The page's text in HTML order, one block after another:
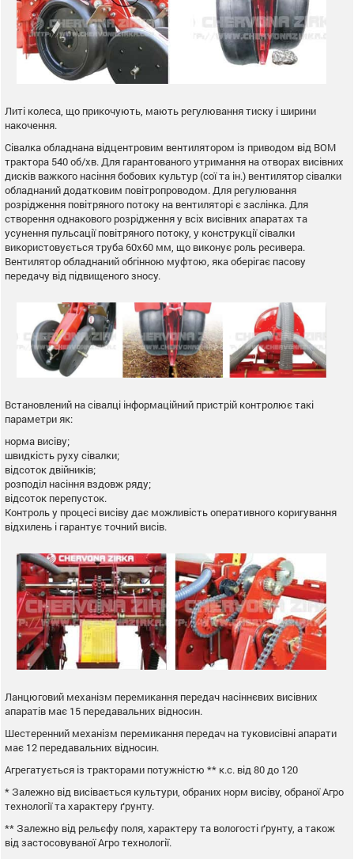
Литі колеса, що прикочують, мають регулювання тиску і ширини
накочення.
Сівалка обладнана відцентровим вентилятором із приводом від ВОМ
трактора 540 об/хв. Для гарантованого утримання на отворах висівних
дисків важкого насіння бобових культур (сої та ін.) вентилятор сівалки
обладнаний додатковим повітропроводом. Для регулювання
розрідження повітряного потоку на вентиляторі є заслінка. Для
створення однакового розрідження у всіх висівних апаратах та
усунення пульсації повітряного потоку, у конструкції сівалки
використовується труба 60х60 мм, що виконує роль ресивера.
Вентилятор обладнаний обгінною муфтою, яка оберігає пасову
передачу від підвищеного зносу.
Встановлений на сівалці інформаційний пристрій контролює такі
параметри як:
норма висіву;
швидкість руху сівалки;
відсоток двійників;
розподіл насіння вздовж ряду;
відсоток перепусток.
Контроль у процесі висіву дає можливість оперативного коригування
відхилень і гарантує точний висів.
Ланцюговий механізм перемикання передач насіннєвих висівних
апаратів має 15 передавальних відносин.
Шестеренний механізм перемикання передач на туковисівні апарати
має 12 передавальних відносин.
Агрегатується із тракторами потужністю ** к.с. від 80 до 120
* Залежно від висівається культури, обраних норм висіву, обраної Агро
технології та характеру ґрунту.
** Залежно від рельєфу поля, характеру та вологості ґрунту, а також
від застосовуваної Агро технології.